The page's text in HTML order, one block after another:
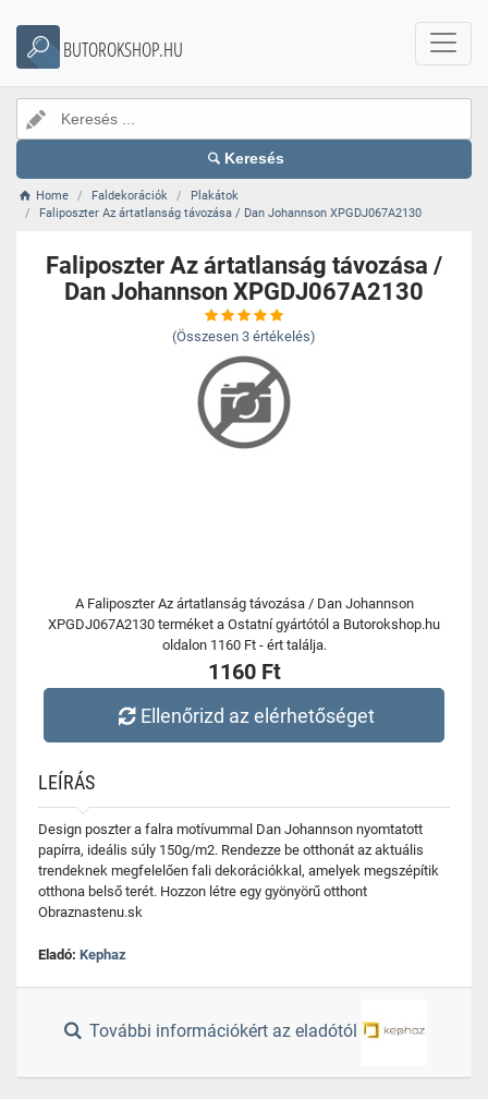
BUTOROKSHOP.HU
Keresés
Home Faldekorációk
Plakátok
Faliposzter Az ártatlanság távozása / Dan Johannson XPGDJ067A2130
Faliposzter Az ártatlanság távozása /
Dan Johannson XPGDJ067A2130
(Összesen 3 értékelés)
A Faliposzter Az ártatlanság távozása / Dan Johannson
XPGDJ067A2130 terméket a Ostatní gyártótól a Butorokshop.hu
oldalon 1160 Ft - ért találja.
1160 Ft
Ellenőrizd az elérhetőséget
LEÍRÁS
Design poszter a falra motívummal Dan Johannson nyomtatott
papírra, ideális súly 150g/m2. Rendezze be otthonát az aktuális
trendeknek megfelelően fali dekorációkkal, amelyek megszépítik
otthona belső terét. Hozzon létre egy gyönyörű otthont
Obraznastenu.sk
Eladó: Kephaz
További információkért az eladótól